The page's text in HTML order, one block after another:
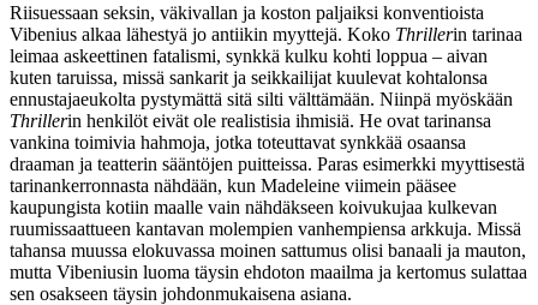
Riisuessaan seksin, väkivallan ja koston paljaiksi konventioista
Vibenius alkaa lähestyä jo antiikin myyttejä. Koko Thrillerin tarinaa
leimaa askeettinen fatalismi, synkkä kulku kohti loppua – aivan
kuten taruissa, missä sankarit ja seikkailijat kuulevat kohtalonsa
ennustajaeukolta pystymättä sitä silti välttämään. Niinpä myöskään
Thrillerin henkilöt eivät ole realistisia ihmisiä. He ovat tarinansa
vankina toimivia hahmoja, jotka toteuttavat synkkää osaansa
draaman ja teatterin sääntöjen puitteissa. Paras esimerkki myyttisestä
tarinankerronnasta nähdään, kun Madeleine viimein pääsee
kaupungista kotiin maalle vain nähdäkseen koivukujaa kulkevan
ruumissaattueen kantavan molempien vanhempiensa arkkuja. Missä
tahansa muussa elokuvassa moinen sattumus olisi banaali ja mauton,
mutta Vibeniusin luoma täysin ehdoton maailma ja kertomus sulattaa
sen osakseen täysin johdonmukaisena asiana.